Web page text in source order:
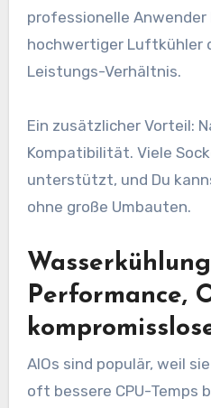
professionelle
hochwertiger Luftkühler
Leistungs-Verhältnis.
Ein zusätzlicher Vorteil:
Kompatibilität. Viele
unterstützt, und Du
ohne große Umbauten.
Performance,
AIOs sind populär, weil
oft bessere CPU-Temps